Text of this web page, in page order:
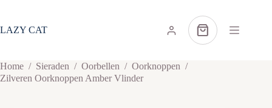
de
LAZY CAT Winkelwagen
Home / Sieraden / Oorbellen / Oorknoppen /
Zilveren Oorknoppen Amber Vlinder